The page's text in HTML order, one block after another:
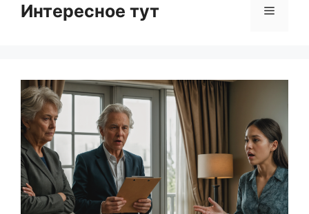
Интересное тут Menu